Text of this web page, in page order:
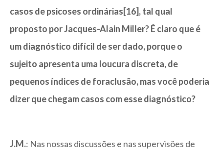
casos de psicoses ordinárias[16], tal qual
proposto por Jacques-Alain Miller? É claro que é
um diagnóstico difícil de ser dado, porque o
sujeito apresenta uma loucura discreta, de
pequenos índices de foraclusão, mas você poderia
dizer que chegam casos com esse diagnóstico?
J.M.: Nas nossas discussões e nas supervisões de